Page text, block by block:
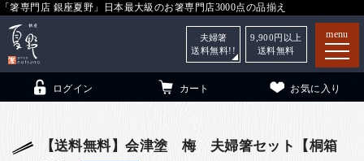
「箸専門店 銀座夏野」日本最大級のお箸専門店3000点の品揃え
menu
ログイン カート お気に入り
夫婦箸
送料無料!!
9,900 円以上
送料無料
【送料無料】会津塗 梅 夫婦箸セット【桐箱